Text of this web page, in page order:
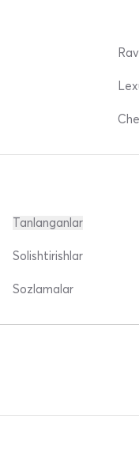
Tanlanganlar
Solishtirishlar
Sozlamalar